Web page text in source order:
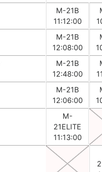
M-21B
11:12:00
M-21B
12:08:00
M-21B
12:48:00
M-21B
12:06:00
M-
21ELITE
11:13:00